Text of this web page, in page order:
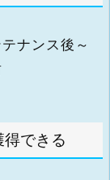
ナンス後～
できる